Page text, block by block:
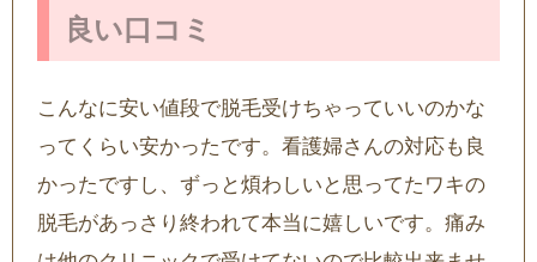
良い口コミ
こんなに安い値段で脱毛受けちゃっていいのかな
ってくらい安かったです。看護婦さんの対応も良
かったですし、ずっと煩わしいと思ってたワキの
脱毛があっさり終われて本当に嬉しいです。痛み